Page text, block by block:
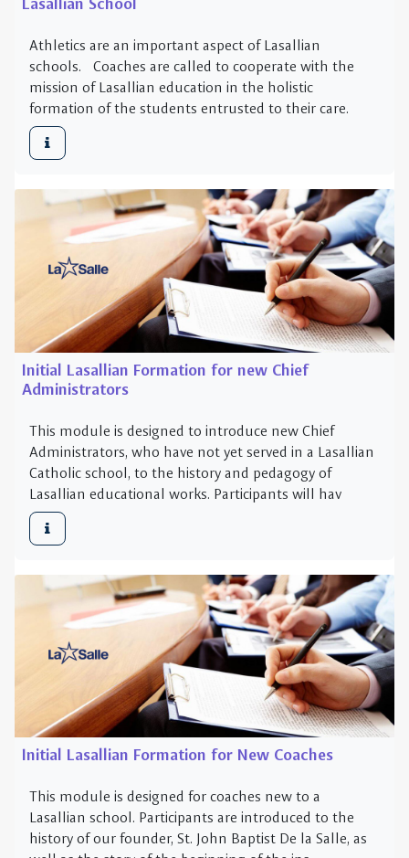
Initial Lasallian Formation for new Chief
Administrators
This module is designed to introduce new Chief
Administrators, who have not yet served in a Lasallian
Catholic school, to the history and pedagogy of
Lasallian educational works. Participants will hav
Initial Lasallian Formation for New Coaches
This module is designed for coaches new to a
Lasallian school. Participants are introduced to the
history of our founder, St. John Baptist De la Salle, as
well as the story of the beginning of the ins